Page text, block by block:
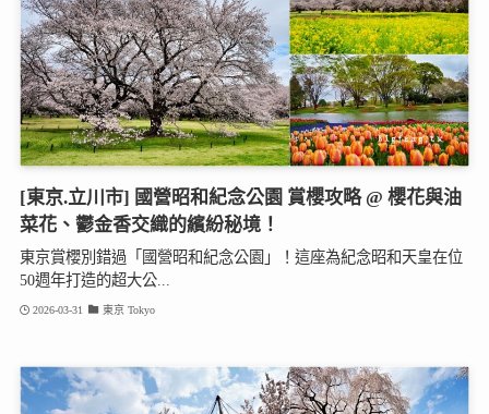
[東京.立川市] 國營昭和紀念公園 賞櫻攻略 @ 櫻花與油
菜花、鬱金香交織的繽紛秘境！
東京賞櫻別錯過「國營昭和紀念公園」！這座為紀念昭和天皇在位
50週年打造的超大公...
2026-03-31 東京 Tokyo